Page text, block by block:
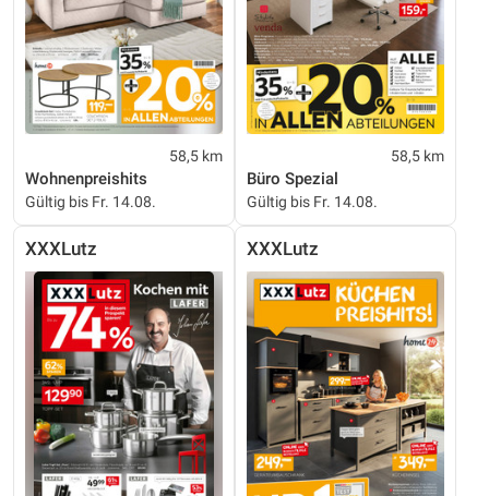
58,5 km
Wohnenpreishits
Gültig bis Fr. 14.08.
58,5 km
Büro Spezial
Gültig bis Fr. 14.08.
XXXLutz XXXLutz